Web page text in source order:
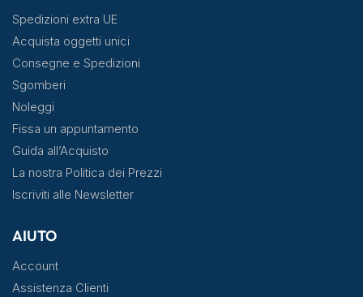
Spedizioni extra UE
Acquista oggetti unici
Consegne e Spedizioni
Sgomberi
Noleggi
Fissa un appuntamento
Guida all’Acquisto
La nostra Politica dei Prezzi
Iscriviti alle Newsletter
AIUTO
Account
Assistenza Clienti